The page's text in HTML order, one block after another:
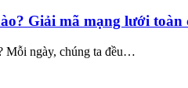
Giải mã mạng lưới toàn
Mỗi ngày, chúng ta đều…